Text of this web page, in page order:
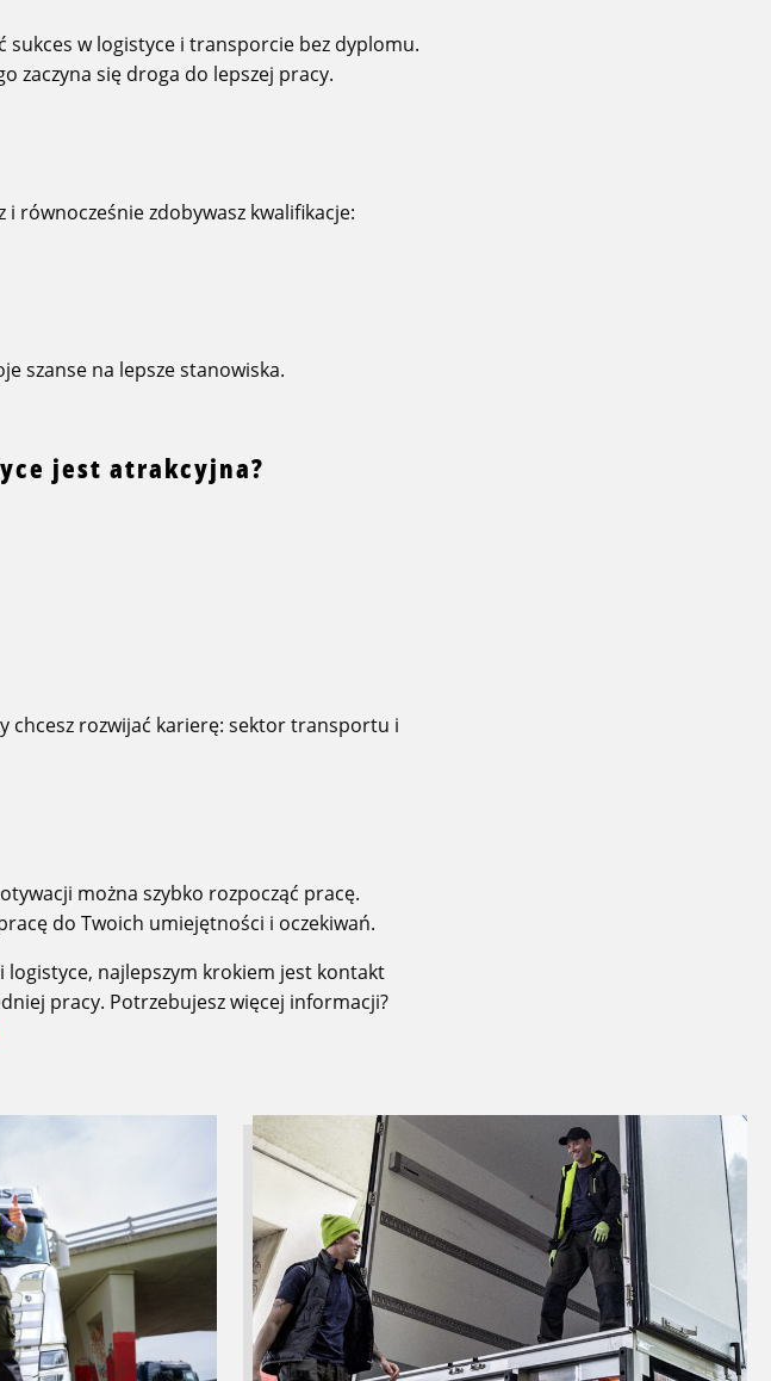
sukces w logistyce i transporcie bez dyplomu.
zaczyna się droga do lepszej pracy.
równocześnie zdobywasz kwalifikacje:
szanse na lepsze stanowiska.
jest atrakcyjna?
chcesz rozwijać karierę: sektor transportu i
można szybko rozpocząć pracę.
do Twoich umiejętności i oczekiwań.
logistyce, najlepszym krokiem jest kontakt
pracy. Potrzebujesz więcej informacji?
Przeczytaj
więcej
To
musisz
wiedzieć,
jeśli
jesteś
pracownikiem